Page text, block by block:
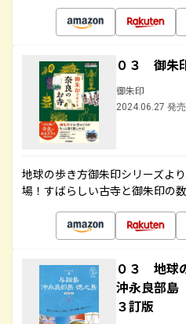
０３ 御朱
御朱印
2024.06.27 発売
地球の歩き方御朱印シリーズよ
場！すばらしい古寺と御朱印の
０３ 地球
沖永良部
３訂版